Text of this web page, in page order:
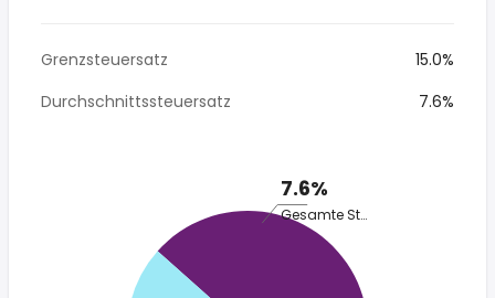
Grenzsteuersatz
15.0%
Durchschnittssteuersatz
7.6%
7.6%
Gesamte Steuer